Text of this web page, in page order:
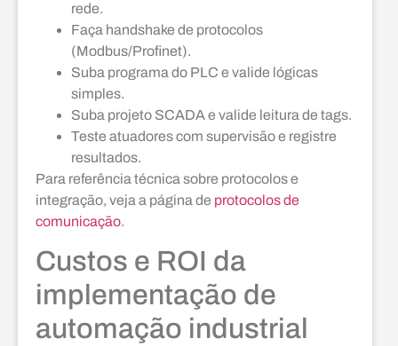
rede.
Faça handshake de protocolos
(Modbus/Profinet).
Suba programa do PLC e valide lógicas
simples.
Suba projeto SCADA e valide leitura de tags.
Teste atuadores com supervisão e registre
resultados.
Para referência técnica sobre protocolos e
integração, veja a página de protocolos de
comunicação.
Custos e ROI da
implementação de
automação industrial